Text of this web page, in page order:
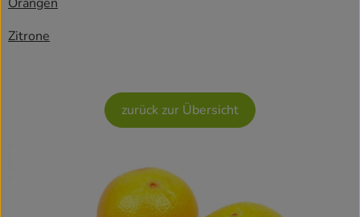
Rezepte
Zitrone
zurück zur Übersicht